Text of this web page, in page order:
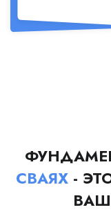
СВАЯХ -